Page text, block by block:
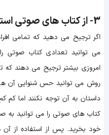
3- از کتاب های صوتی
اگر ترجیح می دهید که تمامی
می توانید تعدادی کتاب صوتی
امروزی بیشتر ترجیح می دهند که
روش می توانید حس شنوایی آن
داستان به آن توجه نکنند اما کم
کتاب های صوتی را می توانید به
خود بخرید. پس از استفاده از آن